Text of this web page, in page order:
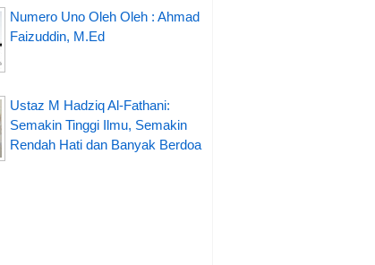
Numero Uno Oleh Oleh : Ahmad
Faizuddin, M.Ed
Ustaz M Hadziq Al-Fathani:
Semakin Tinggi Ilmu, Semakin
Rendah Hati dan Banyak Berdoa